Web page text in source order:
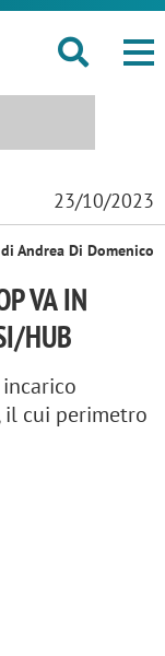
23/10/2023
di Andrea Di Domenico
VA IN
HUB
cui perimetro